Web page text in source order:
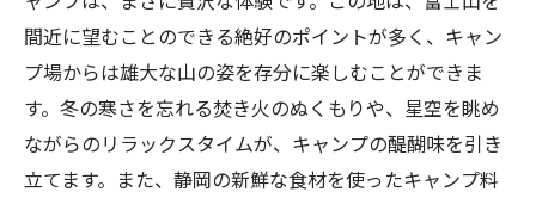
間近に望むことのできる絶好のポイントが多く、キャン
プ場からは雄大な山の姿を存分に楽しむことができま
す。冬の寒さを忘れる焚き火のぬくもりや、星空を眺め
ながらのリラックスタイムが、キャンプの醍醐味を引き
立てます。また、静岡の新鮮な食材を使ったキャンプ料